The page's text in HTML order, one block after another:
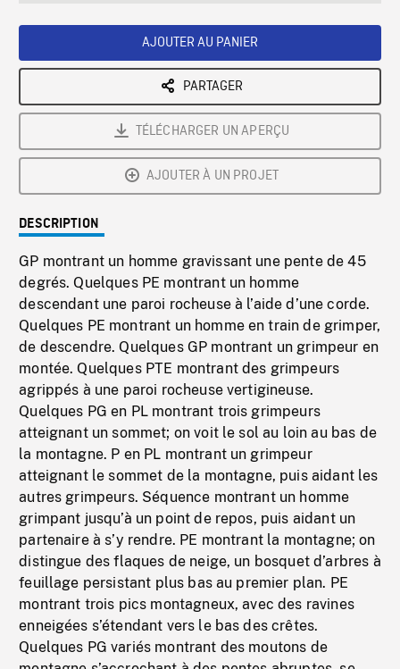
AJOUTER AU PANIER
PARTAGER
TÉLÉCHARGER UN APERÇU
AJOUTER À UN PROJET
DESCRIPTION
GP montrant un homme gravissant une pente de 45
degrés. Quelques PE montrant un homme
descendant une paroi rocheuse à l’aide d’une corde.
Quelques PE montrant un homme en train de grimper,
de descendre. Quelques GP montrant un grimpeur en
montée. Quelques PTE montrant des grimpeurs
agrippés à une paroi rocheuse vertigineuse.
Quelques PG en PL montrant trois grimpeurs
atteignant un sommet; on voit le sol au loin au bas de
la montagne. P en PL montrant un grimpeur
atteignant le sommet de la montagne, puis aidant les
autres grimpeurs. Séquence montrant un homme
grimpant jusqu’à un point de repos, puis aidant un
partenaire à s’y rendre. PE montrant la montagne; on
distingue des flaques de neige, un bosquet d’arbres à
feuillage persistant plus bas au premier plan. PE
montrant trois pics montagneux, avec des ravines
enneigées s’étendant vers le bas des crêtes.
Quelques PG variés montrant des moutons de